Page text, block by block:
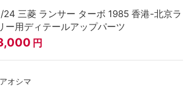
24 三菱 ランサー ターボ 1985 香港-北京ラ
ー用ディテールアップパーツ
円
アオシマ